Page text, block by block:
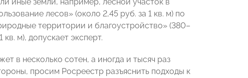
лесов» (около 2,45 руб. за 1 кв. м) по
территории и благоустройство» (380–
м), допускает эксперт.
в несколько сотен, а иногда и тысяч раз
просим Росреестр разъяснить подходы к